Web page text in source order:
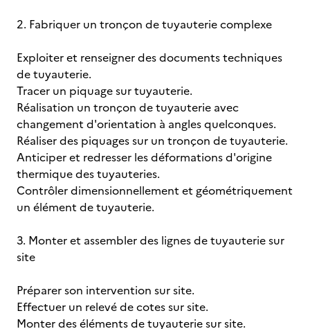
2. Fabriquer un tronçon de tuyauterie complexe
Exploiter et renseigner des documents techniques
de tuyauterie.
Tracer un piquage sur tuyauterie.
Réalisation un tronçon de tuyauterie avec
changement d'orientation à angles quelconques.
Réaliser des piquages sur un tronçon de tuyauterie.
Anticiper et redresser les déformations d'origine
thermique des tuyauteries.
Contrôler dimensionnellement et géométriquement
un élément de tuyauterie.
3. Monter et assembler des lignes de tuyauterie sur
site
Préparer son intervention sur site.
Effectuer un relevé de cotes sur site.
Monter des éléments de tuyauterie sur site.